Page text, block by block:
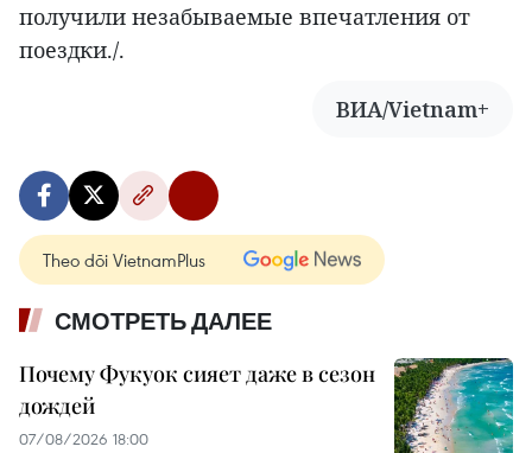
получили незабываемые впечатления от
поездки./.
ВИА/Vietnam+
Theo dõi VietnamPlus
СМОТРЕТЬ ДАЛЕЕ
Почему Фукуок сияет даже в сезон
дождей
07/08/2026 18:00